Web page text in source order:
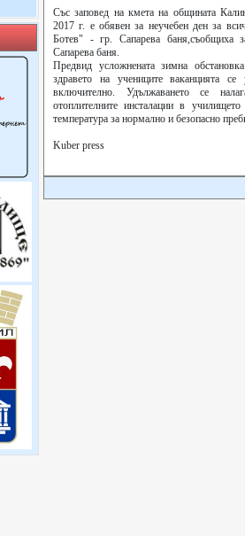
Със заповед на кмета на общината
2017 г. е обявен за неучебен ден за
Ботев" - гр. Сапарева баня,съобщиха
Сапарева баня.
Предвид усложнената зимна
здравето на учениците ваканцията
включително. Удължаването се
отоплителните инсталации в
температура за нормално и безопасно
Kuber press